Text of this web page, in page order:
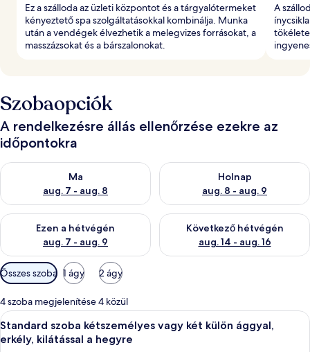
Ez a szálloda az üzleti központot és a tárgyalótermeket
kényeztető spa szolgáltatásokkal kombinálja. Munka
után a vendégek élvezhetik a melegvizes forrásokat, a
masszázsokat és a bárszalonokat.
A
Szobaopciók
A rendelkezésre állás ellenőrzése ezekre az
időpontokra
Ma
aug. 7 - aug. 8
A ma esti rendelkezésre állás ellenőrzése: aug. 7 - aug. 8
Holnap
aug. 8 - aug. 9
A holnapi rendelkezésre állás
Ezen a hétvégén
aug. 7 - aug. 9
A mostani hétvégi rendelkezésre állás ellenőrzése: aug. 7 -
Következő hétvégén
aug. 14 - aug. 16
A következő hétvégi
Szobákhoz
rendelkezésre
álló
szűrők
Összes szoba 1 ágy 2 ágy
4 szoba megjelenítése 4 közül
A
következő
Egy szállodai szoba, melyben
6
Standard szoba kétszemélyes vagy két külön ággyal,
erkély, kilátással a hegyre